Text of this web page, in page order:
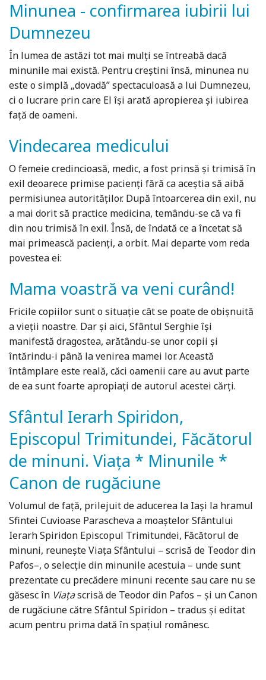
Minunea - confirmarea iubirii lui
Dumnezeu
În lumea de astăzi tot mai mulți se întreabă dacă
minunile mai există. Pentru creștini însă, minunea nu
este o simplă „dovadă” spectaculoasă a lui Dumnezeu,
ci o lucrare prin care El își arată apropierea și iubirea
față de oameni.
Vindecarea medicului
O femeie credincioasă, medic, a fost prinsă și trimisă în
exil deoarece primise pacienți fără ca aceștia să aibă
permisiunea autorităților. După întoarcerea din exil, nu
a mai dorit să practice medicina, temându-se că va fi
din nou trimisă în exil. Însă, de îndată ce a încetat să
mai primească pacienți, a orbit. Mai departe vom reda
povestea ei:
Mama voastră va veni curând!
Fricile copiilor sunt o situaţie cât se poate de obișnuită
a vieţii noastre. Dar și aici, Sfântul Serghie își
manifestă dragostea, arătându-se unor copii și
întărindu-i până la venirea mamei lor. Această
întâmplare este reală, căci oamenii care au avut parte
de ea sunt foarte apropiaţi de autorul acestei cărţi.
Sfântul Ierarh Spiridon,
Episcopul Trimitundei, Făcătorul
de minuni. Viața * Minunile *
Canon de rugăciune
Volumul de față, prilejuit de aducerea la Iași la hramul
Sfintei Cuvioase Parascheva a moaștelor Sfântului
Ierarh Spiridon Episcopul Trimitundei, Făcătorul de
minuni, reunește Viața Sfântului – scrisă de Teodor din
Pafos–, o selecție din minunile acestuia – unde sunt
prezentate cu precădere minuni recente sau care nu se
găsesc în Viațascrisă de Teodor din Pafos – și un Canon
de rugăciune către Sfântul Spiridon – tradus și editat
acum pentru prima dată în spațiul românesc.